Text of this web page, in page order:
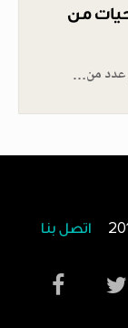
من
عدد من…
اتصل بنا